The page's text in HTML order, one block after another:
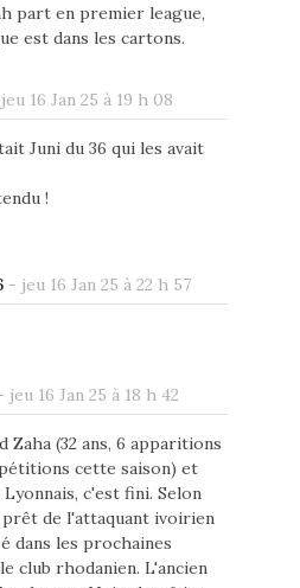
part en premier league,
est dans les cartons.
jeu 16 Jan 25 à 19 h 08
Juni du 36 qui les avait
!
- jeu 16 Jan 25 à 22 h 57
jeu 16 Jan 25 à 18 h 42
Zaha (32 ans, 6 apparitions
cette saison) et
c'est fini. Selon
prêt de l'attaquant ivoirien
dans les prochaines
club rhodanien. L'ancien